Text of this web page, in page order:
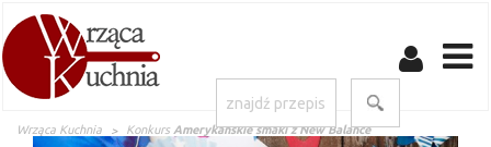
Wrząca Kuchnia Konkurs Amerykańskie smaki z New Balance